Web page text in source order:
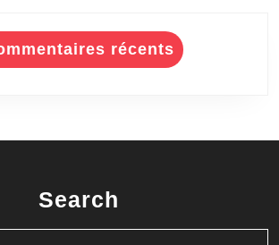
récents
Search